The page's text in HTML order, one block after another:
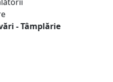
- Tâmplărie